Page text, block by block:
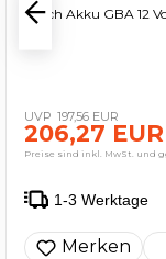
Bosch Akku GBA 12
197,56 EUR
206,27 EUR
Preise sind inkl. MwSt. und
1-3 Werktage
Merken